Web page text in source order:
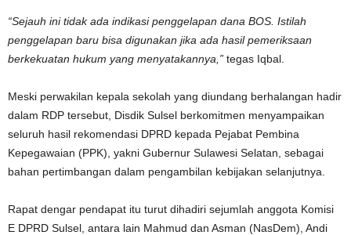
“Sejauh ini tidak ada indikasi penggelapan dana BOS. Istilah
penggelapan baru bisa digunakan jika ada hasil pemeriksaan
berkekuatan hukum yang menyatakannya,” tegas Iqbal.
Meski perwakilan kepala sekolah yang diundang berhalangan hadir
dalam RDP tersebut, Disdik Sulsel berkomitmen menyampaikan
seluruh hasil rekomendasi DPRD kepada Pejabat Pembina
Kepegawaian (PPK), yakni Gubernur Sulawesi Selatan, sebagai
bahan pertimbangan dalam pengambilan kebijakan selanjutnya.
Rapat dengar pendapat itu turut dihadiri sejumlah anggota Komisi
E DPRD Sulsel, antara lain Mahmud dan Asman (NasDem), Andi